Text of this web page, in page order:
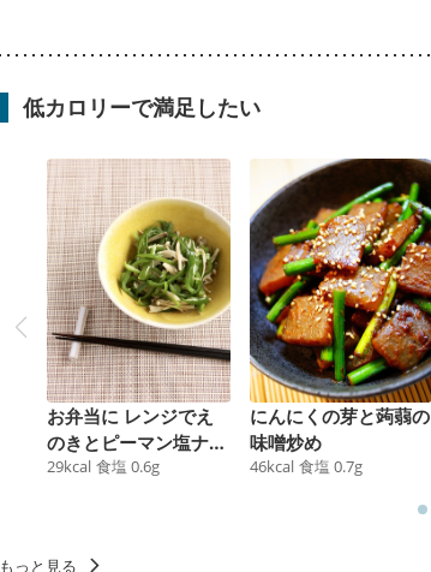
低カロリーで満足したい
お弁当に レンジでえ
のきとピーマン塩ナム
ル
29kcal 食塩 0.6g
にんにくの芽と蒟蒻の
味噌炒め
46kcal 食塩 0.7g
もっと見る